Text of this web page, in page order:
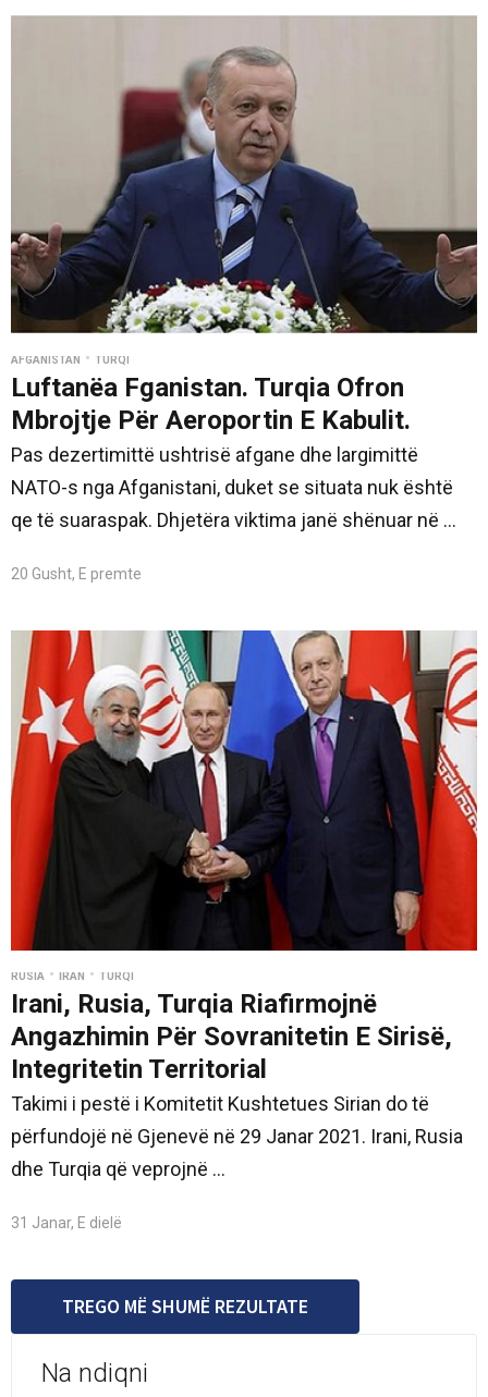
AFGANISTAN • TURQI
Luftanëa Fganistan. Turqia Ofron
Mbrojtje Për Aeroportin E Kabulit.
Pas dezertimittë ushtrisë afgane dhe largimittë
NATO-s nga Afganistani, duket se situata nuk është
qe të suaraspak. Dhjetëra viktima janë shënuar në ...
20 Gusht, E premte
RUSIA • İRAN • TURQI
Irani, Rusia, Turqia Riafirmojnë
Angazhimin Për Sovranitetin E Sirisë,
Integritetin Territorial
Takimi i pestë i Komitetit Kushtetues Sirian do të
përfundojë në Gjenevë në 29 Janar 2021. Irani, Rusia
dhe Turqia që veprojnë ...
31 Janar, E dielë
TREGO MË SHUMË REZULTATE
Na ndiqni